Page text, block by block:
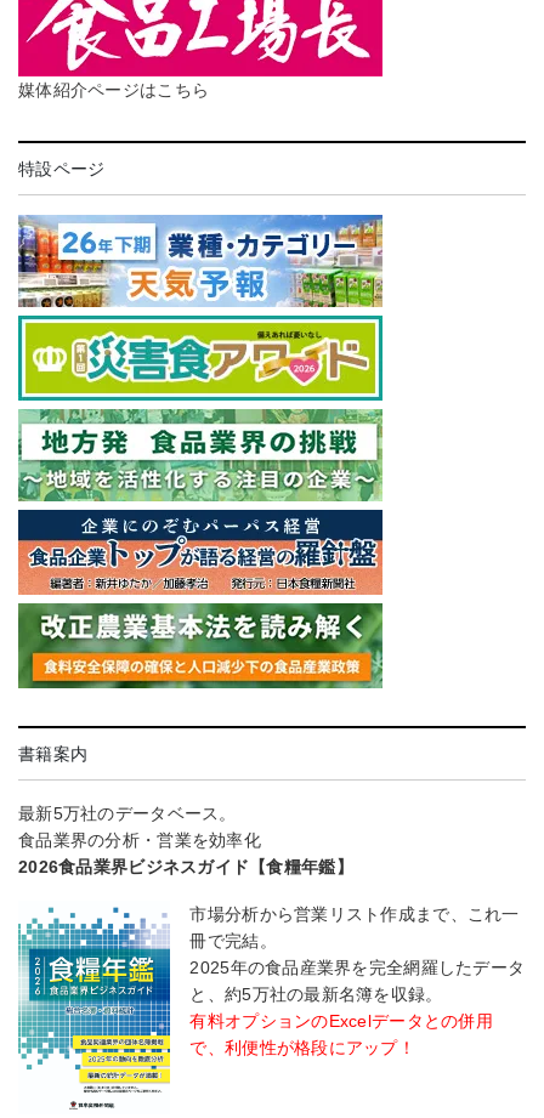
媒体紹介ページはこちら
特設ページ
書籍案内
最新5万社のデータベース。
食品業界の分析・営業を効率化
2026食品業界ビジネスガイド【食糧年鑑】
市場分析から営業リスト作成まで、これ一
冊で完結。
2025年の食品産業界を完全網羅したデータ
と、約5万社の最新名簿を収録。
有料オプションのExcelデータとの併用
で、利便性が格段にアップ！